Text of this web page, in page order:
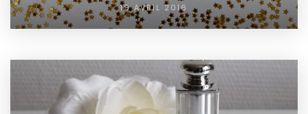
19 AVRIL 2016